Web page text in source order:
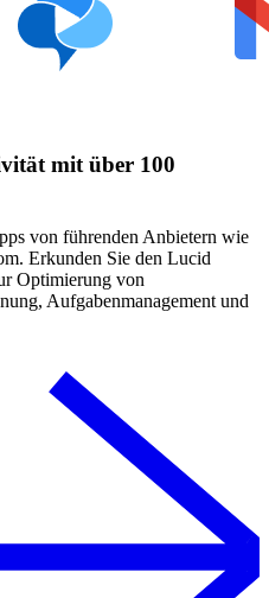
mit über 100
von führenden Anbietern wie
Erkunden Sie den Lucid
Optimierung von
Aufgabenmanagement und